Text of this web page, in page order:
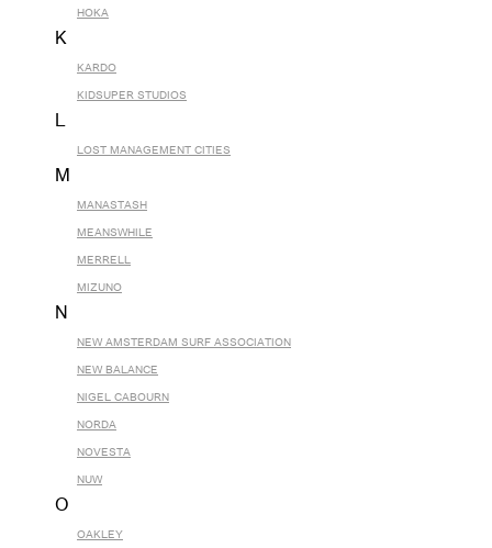
HOKA
K
KARDO
KIDSUPER STUDIOS
L
LOST MANAGEMENT CITIES
M
MANASTASH
MEANSWHILE
MERRELL
MIZUNO
N
NEW AMSTERDAM SURF ASSOCIATION
NEW BALANCE
NIGEL CABOURN
NORDA
NOVESTA
NUW
O
OAKLEY